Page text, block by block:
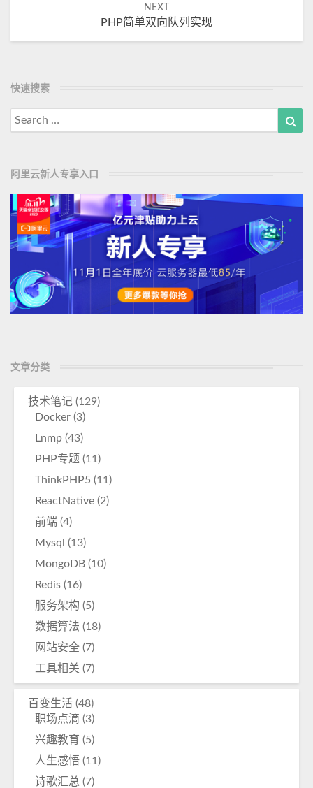
NEXT
PHP简单双向队列实现
快速搜索
Search
for:
阿里云新人专享入口
文章分类
技术笔记 (129)
Docker (3)
Lnmp (43)
PHP专题 (11)
ThinkPHP5 (11)
ReactNative (2)
前端 (4)
Mysql (13)
MongoDB (10)
Redis (16)
服务架构 (5)
数据算法 (18)
网站安全 (7)
工具相关 (7)
百变生活 (48)
职场点滴 (3)
兴趣教育 (5)
人生感悟 (11)
诗歌汇总 (7)